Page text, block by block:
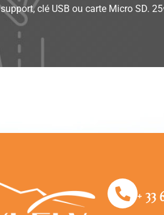
support, clé USB ou carte Micro SD.
+ 33